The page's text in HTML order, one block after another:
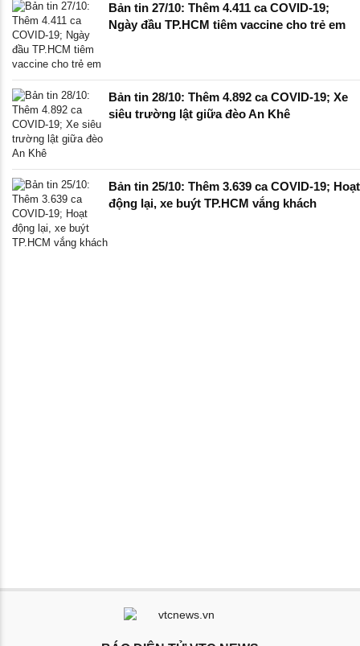
Bản tin 27/10: Thêm 4.411 ca COVID-19;
Ngày đầu TP.HCM tiêm vaccine cho trẻ em
Bản tin 28/10: Thêm 4.892 ca COVID-19; Xe
siêu trường lật giữa đèo An Khê
Bản tin 25/10: Thêm 3.639 ca COVID-19; Hoạt
động lại, xe buýt TP.HCM vắng khách